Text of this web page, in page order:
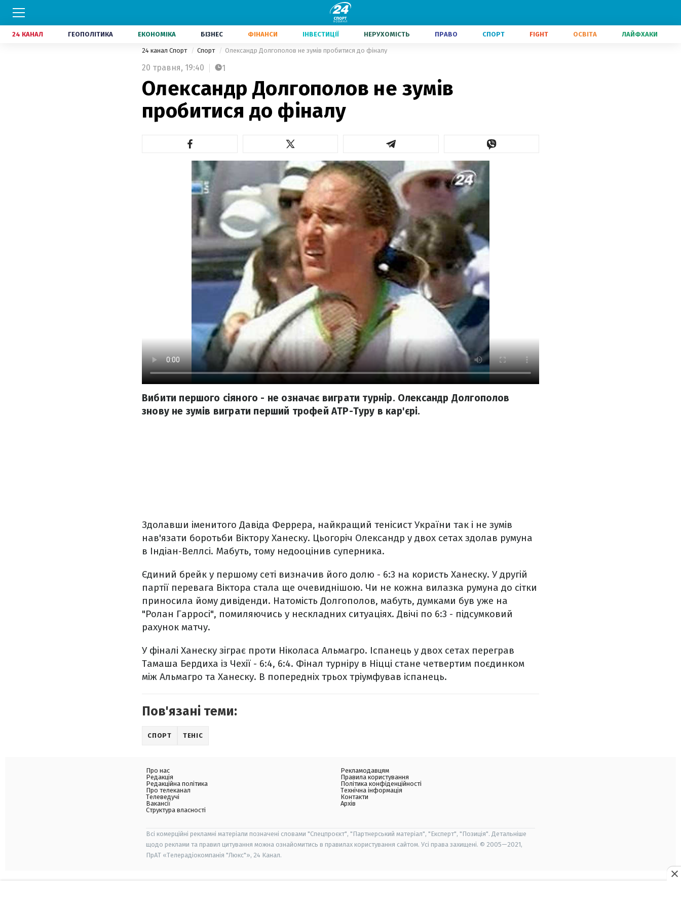
24 КАНАЛ ГЕОПОЛІТИКА ЕКОНОМІКА БІЗНЕС ФІНАНСИ ІНВЕСТИЦІЇ НЕРУХОМІСТЬ ПРАВО СПОРТ FIGHT ОСВІТА ЛАЙФХАКИ
24 канал Спорт Спорт Олександр Долгополов не зумів пробитися до фіналу
20 травня, 19:40 1
Олександр Долгополов не зумів
пробитися до фіналу
Вибити першого сіяного - не означає виграти турнір. Олександр Долгополов
знову не зумів виграти перший трофей АТР-Туру в кар'єрі.
Здолавши іменитого Давіда Феррера, найкращий тенісист України так і не зумів
нав'язати боротьби Віктору Ханеску. Цьогоріч Олександр у двох сетах здолав румуна
в Індіан-Веллсі. Мабуть, тому недооцінив суперника.
Єдиний брейк у першому сеті визначив його долю - 6:3 на користь Ханеску. У другій
партії перевага Віктора стала ще очевиднішою. Чи не кожна вилазка румуна до сітки
приносила йому дивіденди. Натомість Долгополов, мабуть, думками був уже на
"Ролан Гарросі", помиляючись у нескладних ситуаціях. Двічі по 6:3 - підсумковий
рахунок матчу.
У фіналі Ханеску зіграє проти Ніколаса Альмагро. Іспанець у двох сетах переграв
Тамаша Бердиха із Чехії - 6:4, 6:4. Фінал турніру в Ніцці стане четвертим поєдинком
між Альмагро та Ханеску. В попередніх трьох тріумфував іспанець.
Пов'язані теми:
СПОРТ ТЕНІС
Про нас
Редакція
Редакційна політика
Про телеканал
Телеведучі
Вакансії
Структура власності
Рекламодавцям
Правила користування
Політика конфіденційності
Технічна інформація
Контакти
Архів
Всі комерційні рекламні матеріали позначені словами "Спецпроєкт", "Партнерський матеріал", "Експерт", "Позиція". Детальніше
щодо реклами та правил цитування можна ознайомитись в правилах користування сайтом. Усі права захищені. © 2005—2021,
ПрАТ «Телерадіокомпанія "Люкс"», 24 Канал.